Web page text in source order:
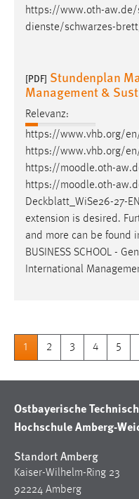
https://www.oth-
dienste/schwarzes-
[PDF] Stundenplan
Management &
Relevanz:
https://www.vhb.org/
https://www.vhb.org/
https://moodle.oth-
https://moodle.oth-
Deckblatt_WiSe26-27-
extension is desired.
and more can be found
BUSINESS SCHOOL -
International
1 2 3 4 5
Ostbayerische
Hochschule Amberg-
Standort Amberg
Kaiser-Wilhelm-Ring 23
92224 Amberg